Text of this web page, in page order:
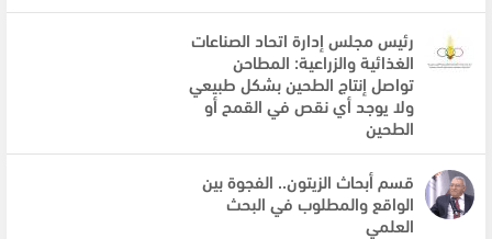
رئيس مجلس إدارة اتحاد الصناعات
الغذائية والزراعية: المطاحن
تواصل إنتاج الطحين بشكل طبيعي
ولا يوجد أي نقص في القمح أو
الطحين
قسم أبحاث الزيتون.. الفجوة بين
الواقع والمطلوب في البحث
العلمي